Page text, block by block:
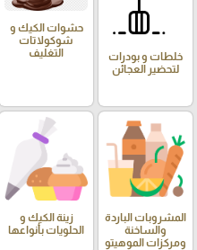
خلطات و بودرات
لتحضير العجائن
حشوات الكيك و
شوكولاتات
التغليف
المشروبات الباردة
والساخنة
ومركزات الموهيتو
زينة الكيك و
الحلويات بأنواعها